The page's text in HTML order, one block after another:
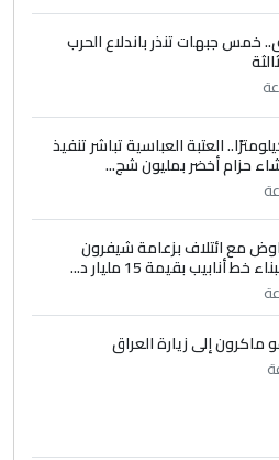
خمس جبهات تنذر باندلاع الحرب
90 كيلومترًا.. العتبة العباسية تباشر تنفيذ
حزام أخضر بمليون شج...
مع ائتلاف بزعامة شيفرون
خط أنابيب بقيمة 15 مليار د...
ماكرون إلى زيارة العراق